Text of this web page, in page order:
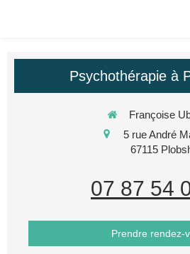
Psychothérapie à
Françoise
5 rue André
67115
07 87 54
Prendre rendez-